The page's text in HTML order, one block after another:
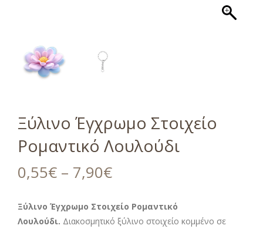
Ξύλινο Έγχρωμο Στοιχείο
Ρομαντικό Λουλούδι
0,55€ – 7,90€
Ξύλινο Έγχρωμο Στοιχείο Ρομαντικό
Λουλούδι. Διακοσμητικό ξύλινο στοιχείο κομμένο σε